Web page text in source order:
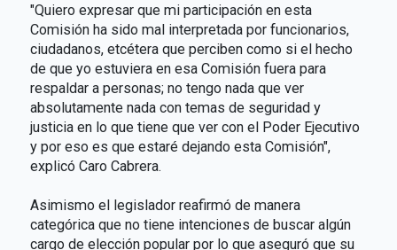
"Quiero expresar que mi participación en esta
Comisión ha sido mal interpretada por funcionarios,
ciudadanos, etcétera que perciben como si el hecho
de que yo estuviera en esa Comisión fuera para
respaldar a personas; no tengo nada que ver
absolutamente nada con temas de seguridad y
justicia en lo que tiene que ver con el Poder Ejecutivo
y por eso es que estaré dejando esta Comisión",
explicó Caro Cabrera.
Asimismo el legislador reafirmó de manera
categórica que no tiene intenciones de buscar algún
cargo de elección popular por lo que aseguró que su